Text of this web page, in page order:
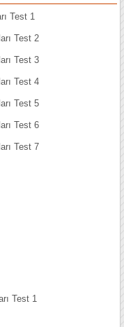
Test 1
Test 2
Test 3
Test 4
Test 5
Test 6
Test 7
Test 1